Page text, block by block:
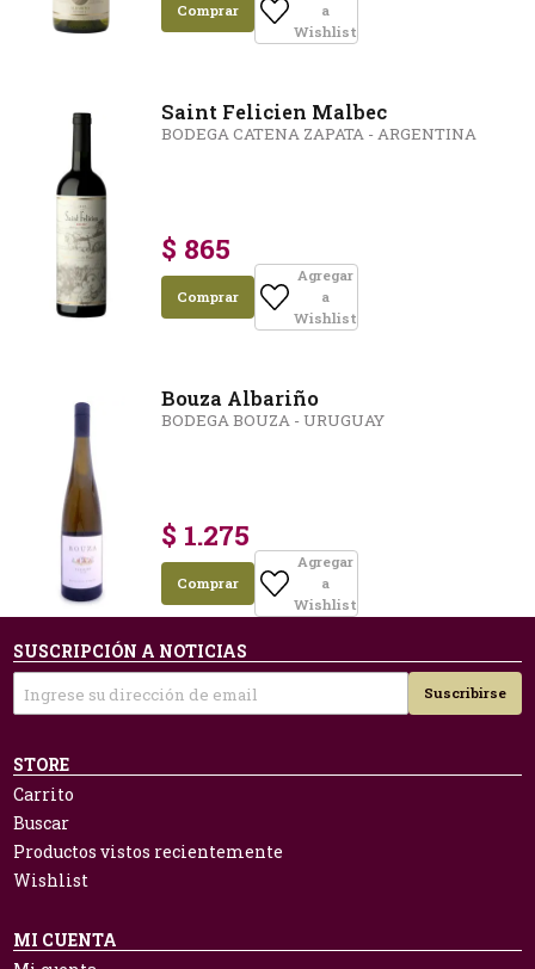
Comprar
a
Wishlist
Saint Felicien Malbec
BODEGA CATENA ZAPATA - ARGENTINA
$ 865
Comprar
Agregar
a
Wishlist
Bouza Albariño
BODEGA BOUZA - URUGUAY
$ 1.275
Comprar
Agregar
a
Wishlist
SUSCRIPCIÓN A NOTICIAS
Suscribirse
STORE
Carrito
Buscar
Productos vistos recientemente
Wishlist
MI CUENTA